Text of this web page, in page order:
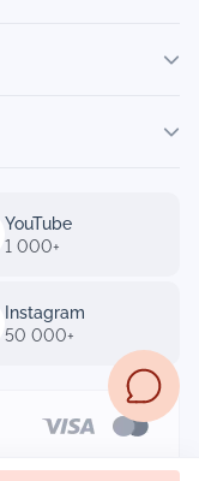
YouTube
1 000+
Instagram
50 000+